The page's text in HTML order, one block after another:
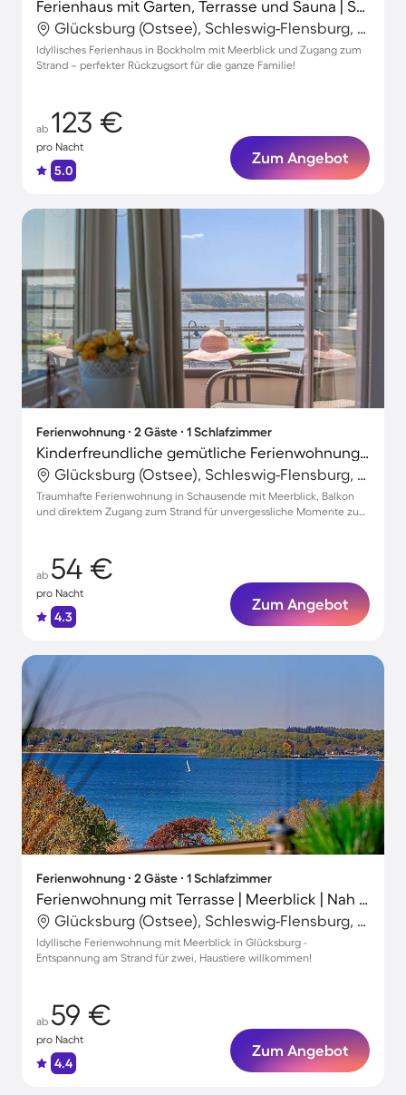
Ferienhaus mit Garten, Terrasse und Sauna | Strandblick
Glücksburg (Ostsee), Schleswig-Flensburg, Deutschland
Idyllisches Ferienhaus in Bockholm mit Meerblick und Zugang zum
Strand – perfekter Rückzugsort für die ganze Familie!
ab 123 €
pro Nacht
5.0
Zum Angebot
Ferienwohnung ∙ 2 Gäste ∙ 1 Schlafzimmer
Kinderfreundliche gemütliche Ferienwohnung mit Terrasse | Meerblick | Strand in der Nähe | Haustierfreundlich
Glücksburg (Ostsee), Schleswig-Flensburg, Deutschland
Traumhafte Ferienwohnung in Schausende mit Meerblick, Balkon
und direktem Zugang zum Strand für unvergessliche Momente zu
ab 54 €
pro Nacht
4.3
Zum Angebot
Ferienwohnung ∙ 2 Gäste ∙ 1 Schlafzimmer
Ferienwohnung mit Terrasse | Meerblick | Nah am Strand | Hunde erlaubt
Glücksburg (Ostsee), Schleswig-Flensburg, Deutschland
Idyllische Ferienwohnung mit Meerblick in Glücksburg -
Entspannung am Strand für zwei, Haustiere willkommen!
ab 59 €
pro Nacht
4.4
Zum Angebot